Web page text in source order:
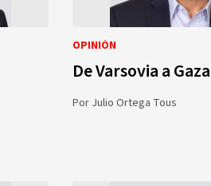
OPINIÓN
De Varsovia a Gaza
Por Julio Ortega Tous